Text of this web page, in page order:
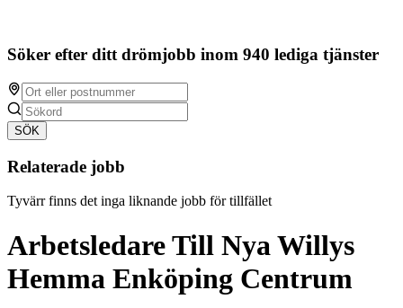
Söker efter ditt drömjobb inom 940 lediga tjänster
SÖK
Relaterade jobb
Tyvärr finns det inga liknande jobb för tillfället
Arbetsledare Till Nya Willys
Hemma Enköping Centrum